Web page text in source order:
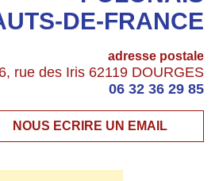
DE-FRANCE
adresse postale
6, rue des Iris 62119 DOURGES
06 32 36 29 85
NOUS ECRIRE UN EMAIL